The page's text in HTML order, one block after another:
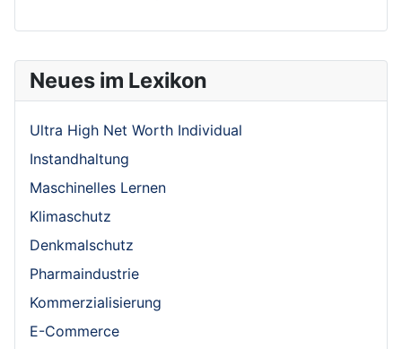
Neues im Lexikon
Ultra High Net Worth Individual
Instandhaltung
Maschinelles Lernen
Klimaschutz
Denkmalschutz
Pharmaindustrie
Kommerzialisierung
E-Commerce